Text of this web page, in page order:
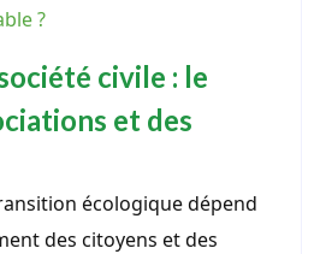
?
civile : le
et des
écologique dépend
des citoyens et des